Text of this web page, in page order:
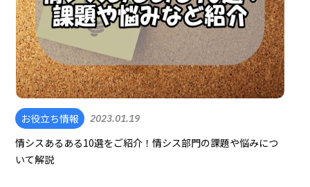
お役立ち情報 2023.01.19
情シスあるある10選をご紹介！情シス部門の課題や悩みにつ
いて解説